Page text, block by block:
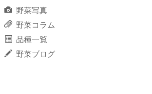
野菜写真
野菜コラム
品種一覧
野菜ブログ